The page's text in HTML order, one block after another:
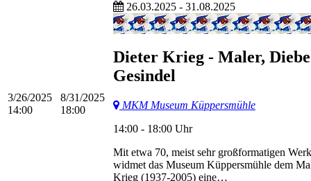
3/26/2025
14:00
8/31/2025
18:00
26.03.2025 - 31.08.2025
Dieter Krieg - Maler,
Gesindel
MKM Museum Küppersmühle
14:00 - 18:00 Uhr
Mit etwa 70, meist sehr großformatigen
widmet das Museum Küppersmühle dem
Krieg (1937-2005) eine…